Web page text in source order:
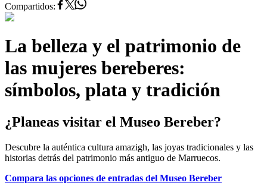
Compartidos:
La belleza y el patrimonio de
las mujeres bereberes:
símbolos, plata y tradición
¿Planeas visitar el Museo Bereber?
Descubre la auténtica cultura amazigh, las joyas tradicionales y las
historias detrás del patrimonio más antiguo de Marruecos.
Compara las opciones de entradas del Museo Bereber